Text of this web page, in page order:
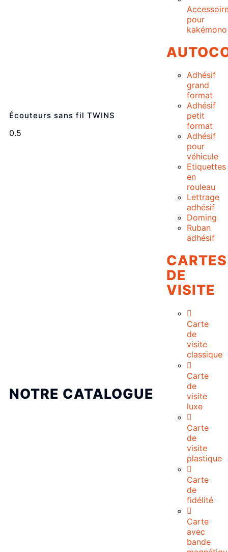
pour
kakémono
Adhésif
grand
format
Adhésif
petit
format
Adhésif
pour
véhicule
Etiquettes
en
rouleau
Lettrage
adhésif
Doming
Ruban
adhésif
CARTES
DE
VISITE
Carte
de
visite
classique
Carte
de
visite
luxe
Carte
de
visite
plastique
Carte
de
fidélité
Carte
avec
bande
Écouteurs sans fil TWINS
NOTRE CATALOGUE